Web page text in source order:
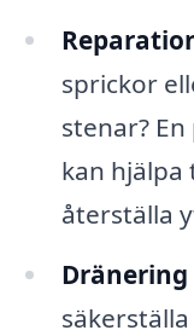
sprickor
stenar?
kan
återställa